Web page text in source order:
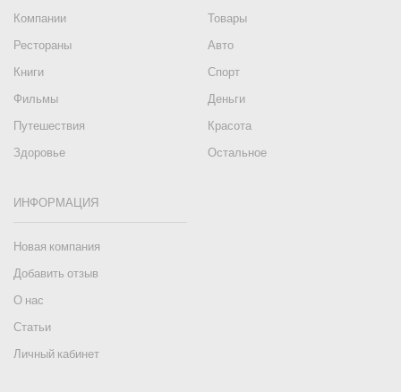
Компании
Товары
Рестораны
Авто
Книги
Спорт
Фильмы
Деньги
Путешествия
Красота
Здоровье
Остальное
ИНФОРМАЦИЯ
Новая компания
Добавить отзыв
О нас
Статьи
Личный кабинет